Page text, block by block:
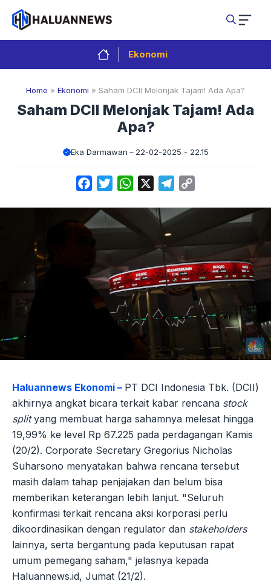
Langsung
isi
Ekonomi
Home » Ekonomi » Saham DCII Melonjak Tajam! Ada Apa?
Saham DCII Melonjak Tajam! Ada
Apa?
Eka Darmawan 22-02-2025 - 22.15
FacebookTwitterWhatsApp Telegram
Haluannews Ekonomi – PT DCI Indonesia Tbk. (DCII)
akhirnya angkat bicara terkait kabar rencana stock
splityang membuat harga sahamnya melesat hingga
19,99% ke level Rp 67.225 pada perdagangan Kamis
(20/2). Corporate Secretary Gregorius Nicholas
Suharsono menyatakan bahwa rencana tersebut
masih dalam tahap penjajakan dan belum bisa
memberikan keterangan lebih lanjut. "Seluruh
konfirmasi terkait rencana aksi korporasi perlu
dikoordinasikan dengan regulator dan stakeholders
lainnya, serta bergantung pada keputusan rapat
umum pemegang saham," jelasnya kepada
Haluannews.id, Jumat (21/2).